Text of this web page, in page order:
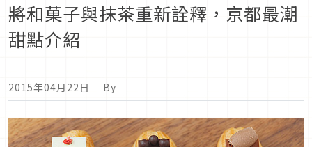
將和菓子與抹茶重新詮釋，京都最潮
甜點介紹
2015年04月22日 ｜ By